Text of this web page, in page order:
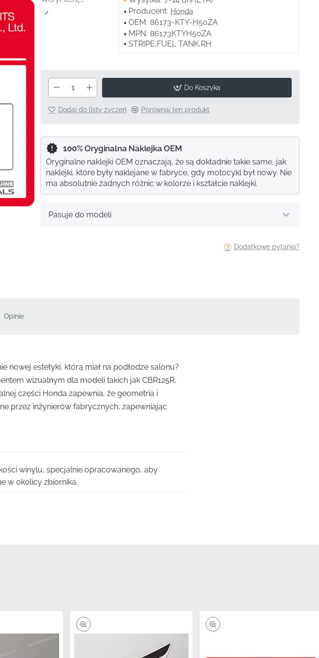
Producent: Honda
OEM: 86173-KTY-H50ZA
MPN: 86173KTYH50ZA
STRIPE,FUEL TANK,RH
Do Koszyka
Dodaj do listy życzeń Porównaj ten produkt
Dodatkowe pytania?
Pasuje do modeli
100% Oryginalna Naklejka OEM
Oryginalne naklejki OEM oznaczają, że są dokładnie takie same, jak
naklejki, które były naklejane w fabryce, gdy motocykl był nowy. Nie
ma absolutnie żadnych różnic w kolorze i kształcie naklejki.
Opinie
nowej estetyki, którą miał na podłodze salonu?
wizualnym dla modeli takich jak CBR125R,
części Honda zapewnia, że geometria i
przez inżynierów fabrycznych, zapewniając
winylu, specjalnie opracowanego, aby
w okolicy zbiornika.
posiada unikalny numer części 86173KTYH50ZA,